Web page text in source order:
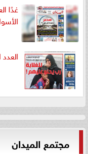
غدًا
العدد
مجتمع الميدان